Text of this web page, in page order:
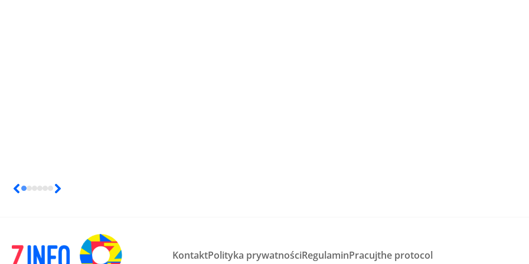
KontaktPolityka prywatnościRegulaminPracujthe protocol